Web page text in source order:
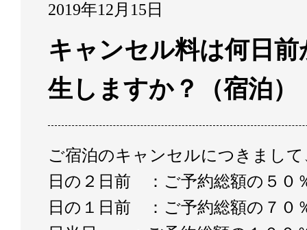
2019年12月15日
キャンセル料は何日前
生しますか？（宿泊）
ご宿泊のキャンセルにつきまして
日の２日前 ：ご予約総額の５０
日の１日前 ：ご予約総額の７０